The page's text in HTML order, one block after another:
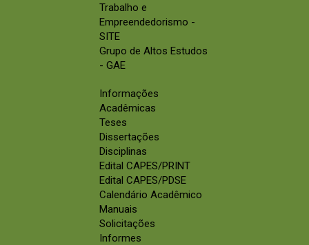
Trabalho e
Empreendedorismo -
SITE
Grupo de Altos Estudos
- GAE
Informações
Acadêmicas
Teses
Dissertações
Disciplinas
Edital CAPES/PRINT
Edital CAPES/PDSE
Calendário Acadêmico
Manuais
Solicitações
Informes